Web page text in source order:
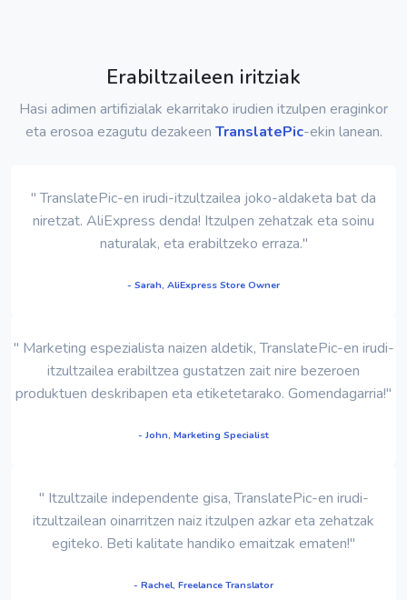
Erabiltzaileen iritziak
Hasi adimen artifizialak ekarritako irudien itzulpen eraginkor
eta erosoa ezagutu dezakeen TranslatePic-ekin lanean.
" TranslatePic-en irudi-itzultzailea joko-aldaketa bat da
niretzat. AliExpress denda! Itzulpen zehatzak eta soinu
naturalak, eta erabiltzeko erraza."
- Sarah, AliExpress Store Owner
" Marketing espezialista naizen aldetik, TranslatePic-en irudi-
itzultzailea erabiltzea gustatzen zait nire bezeroen
produktuen deskribapen eta etiketetarako. Gomendagarria!"
- John, Marketing Specialist
" Itzultzaile independente gisa, TranslatePic-en irudi-
itzultzailean oinarritzen naiz itzulpen azkar eta zehatzak
egiteko. Beti kalitate handiko emaitzak ematen!"
- Rachel, Freelance Translator